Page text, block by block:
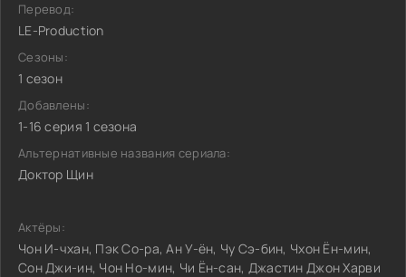
Перевод:
LE-Production
Сезоны:
1 сезон
Добавлены:
1-16 серия 1 сезона
Альтернативные названия сериала:
Доктор Щин
Актёры:
Чон И-чхан, Пэк Со-ра, Ан У-ён, Чу Сэ-бин, Чхон Ён-мин,
Сон Джи-ин, Чон Но-мин, Чи Ён-сан, Джастин Джон Харви